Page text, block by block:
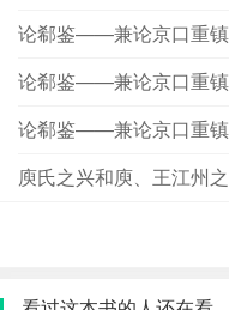
论郗鉴——兼论京口重镇
论郗鉴——兼论京口重镇
论郗鉴——兼论京口重镇